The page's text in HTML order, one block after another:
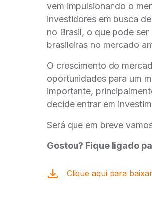
vem impulsionando o
investidores em busca
no Brasil, o que pode
brasileiras no mercado
O crescimento do
oportunidades para um
importante,
decide entrar em
Será que em breve
Gostou? Fique ligado
Clique aqui para